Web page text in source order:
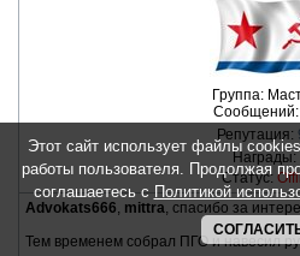
Группа:
Сообщений:
Репутация:
Награды:
Статус:
Advokats666, mittra, спасибо за
Тем временем собрал ПГО и навесил
Этот сайт использует файлы
работы пользователя. Продолжая
соглашаетесь с Политикой